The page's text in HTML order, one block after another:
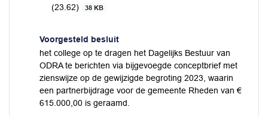
(23.62)
38 KB
Voorgesteld besluit
het college op te dragen het Dagelijks Bestuur van
ODRA te berichten via bijgevoegde conceptbrief met
zienswijze op de gewijzigde begroting 2023, waarin
een partnerbijdrage voor de gemeente Rheden van €
615.000,00 is geraamd.